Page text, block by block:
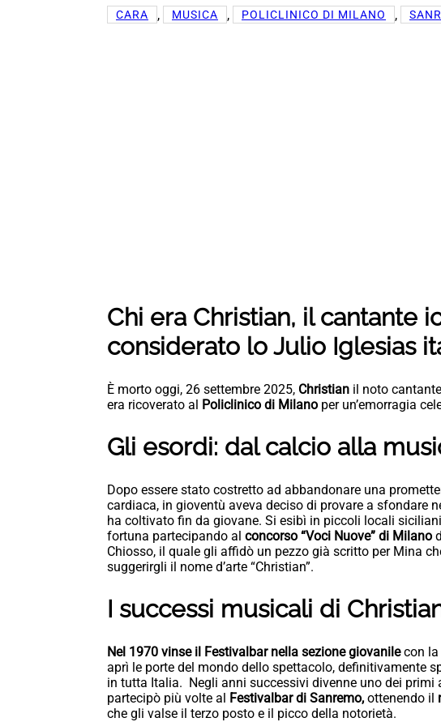
CARA , MUSICA , POLICLINICO DI MILANO ,
Chi era Christian, il cantante
considerato lo Julio Iglesias
È morto oggi, 26 settembre 2025, Christian il noto
era ricoverato al Policlinico di Milano per un’emorragia
Gli esordi: dal calcio alla
Dopo essere stato costretto ad abbandonare una
cardiaca, in gioventù aveva deciso di provare a sfondare
ha coltivato fin da giovane. Si esibì in piccoli locali
fortuna partecipando al concorso “Voci Nuove” di Milano
Chiosso, il quale gli affidò un pezzo già scritto per Mina
suggerirgli il nome d’arte “Christian”.
I successi musicali di
Nel 1970 vinse il Festivalbar nella sezione giovanilecon la
aprì le porte del mondo dello spettacolo, definitivamente
in tutta Italia. Negli anni successivi divenne uno dei primi
partecipò più volte al Festivalbar di Sanremo, ottenendo il
che gli valse il terzo posto e il picco della notorietà.